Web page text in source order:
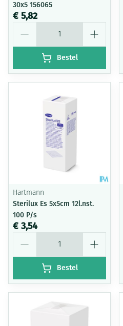
30x5 156065
€ 5,82
Bestel
Hartmann
Sterilux Es 5x5cm 12l.nst.
100 P/s
€ 3,54
Bestel